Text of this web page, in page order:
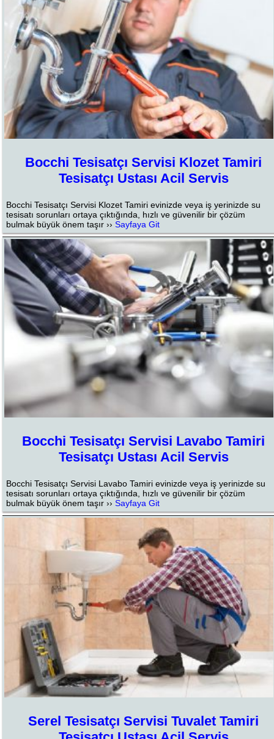
Bocchi Tesisatçı Servisi Klozet Tamiri
Tesisatçı Ustası Acil Servis
Bocchi Tesisatçı Servisi Klozet Tamiri evinizde veya iş yerinizde su
tesisatı sorunları ortaya çıktığında, hızlı ve güvenilir bir çözüm
bulmak büyük önem taşır ››Sayfaya Git
Bocchi Tesisatçı Servisi Lavabo Tamiri
Tesisatçı Ustası Acil Servis
Bocchi Tesisatçı Servisi Lavabo Tamiri evinizde veya iş yerinizde su
tesisatı sorunları ortaya çıktığında, hızlı ve güvenilir bir çözüm
bulmak büyük önem taşır ››Sayfaya Git
Serel Tesisatçı Servisi Tuvalet Tamiri